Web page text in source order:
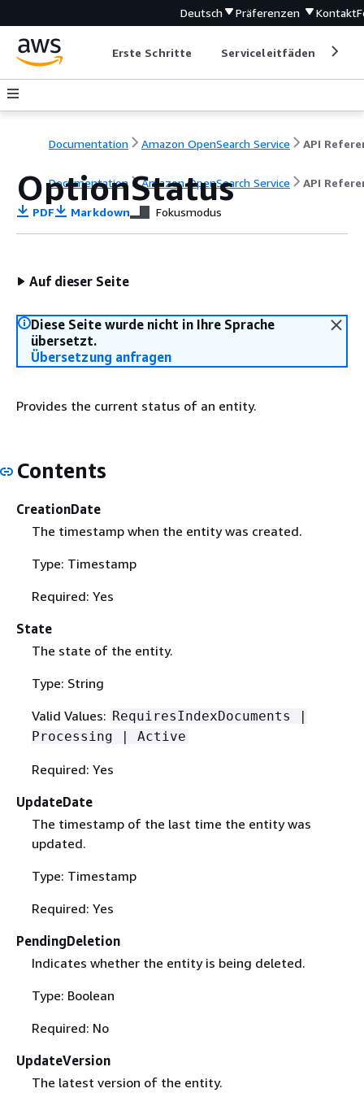
Deutsch Präferenzen Kontakt
Erste Schritte Serviceleitfäden
Documentation Amazon OpenSearch Service
Documentation Amazon OpenSearch Service API
OptionStatus
PDF Markdown Fokusmodus
Auf dieser Seite
Diese Seite wurde nicht in Ihre Sprache
übersetzt.
Übersetzung anfragen
Provides the current status of an entity.
Contents
CreationDate
The timestamp when the entity was created.
Type: Timestamp
Required: Yes
State
The state of the entity.
Type: String
Valid Values: RequiresIndexDocuments |
Processing | Active
Required: Yes
UpdateDate
The timestamp of the last time the entity was
updated.
Type: Timestamp
Required: Yes
PendingDeletion
Indicates whether the entity is being deleted.
Type: Boolean
Required: No
UpdateVersion
The latest version of the entity.